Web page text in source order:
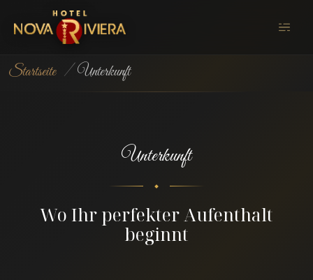
Startseite / Unterkunft
Unterkunft
Wo Ihr perfekter Aufenthalt
beginnt